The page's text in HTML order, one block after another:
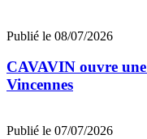
Publié le 08/07/2026
CAVAVIN ouvre
Vincennes
Publié le 07/07/2026